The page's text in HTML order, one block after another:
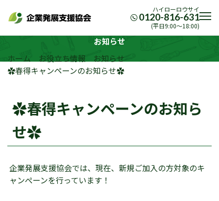
ハイローロウサイ
0120-816-631
(平日9:00〜18:00)
お知らせ
ホーム
お役立ち情報
お知らせ
✿春得キャンペーンのお知らせ✿
✿春得キャンペーンのお知ら
せ✿
企業発展支援協会では、現在、新規ご加入の方対象のキ
ャンぺーンを行っています！